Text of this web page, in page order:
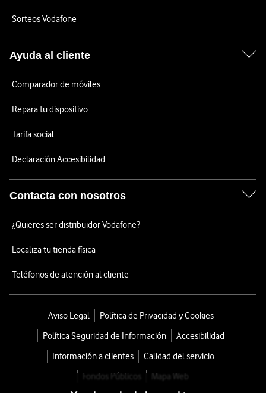
Sorteos Vodafone
Ayuda al cliente
Comparador de móviles
Repara tu dispositivo
Tarifa social
Declaración Accesibilidad
Contacta con nosotros
¿Quieres ser distribuidor Vodafone?
Localiza tu tienda física
Teléfonos de atención al cliente
Aviso Legal
Política de Privacidad y Cookies
Política Seguridad de Información
Accesibilidad
Información a clientes
Calidad del servicio
Fondos Públicos
Mapa Web